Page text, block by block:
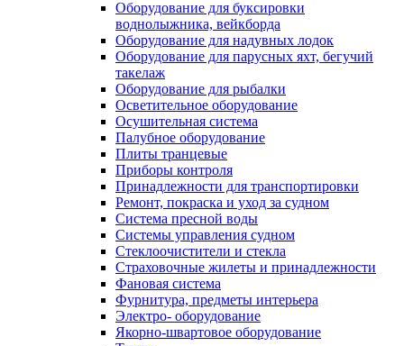
Оборудование для буксировки
воднолыжника, вейкборда
Оборудование для надувных лодок
Оборудование для парусных яхт, бегучий
такелаж
Оборудование для рыбалки
Осветительное оборудование
Осушительная система
Палубное оборудование
Плиты транцевые
Приборы контроля
Принадлежности для транспортировки
Ремонт, покраска и уход за судном
Система пресной воды
Системы управления судном
Стеклоочистители и стекла
Страховочные жилеты и принадлежности
Фановая система
Фурнитура, предметы интерьера
Электро- оборудование
Якорно-швартовое оборудование